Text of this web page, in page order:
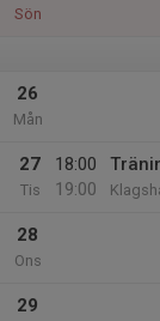
Sön
26
Mån
27
Tis
18:00
19:00
28
Ons
29